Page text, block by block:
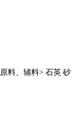
料、辅料> 石英 砂